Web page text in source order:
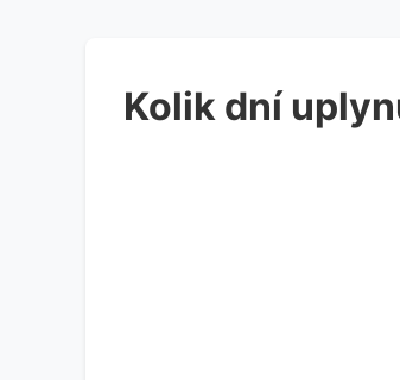
Kolik dní